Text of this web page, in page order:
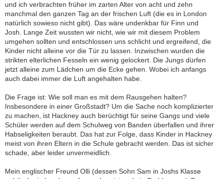
und ich verbrachten früher im zarten Alter von acht und zehn
manchmal den ganzen Tag an der frischen Luft (die es in London
natürlich sowieso nicht gibt). Das wäre undenkbar für Finn und
Josh. Lange Zeit wussten wir nicht, wie wir mit diesem Problem
umgehen sollten und entschlossen uns schlicht und ergreifend, die
Kinder nicht alleine vor die Tür zu lassen. Inzwischen wurden die
strikten elterlichen Fesseln ein wenig gelockert. Die Jungs dürfen
jetzt alleine zum Lädchen um die Ecke gehen. Wobei ich anfangs
auch dabei immer die Luft angehalten habe.
Die Frage ist: Wie soll man es mit dem Rausgehen halten?
Insbesondere in einer Großstadt? Um die Sache noch komplizierter
zu machen, ist Hackney auch berüchtigt für seine Gangs und viele
Schüler werden auf dem Schulweg von Banden überfallen und ihrer
Habseligkeiten beraubt. Das hat zur Folge, dass Kinder in Hackney
meist von ihren Eltern in die Schule gebracht werden. Das ist sicher
schade, aber leider unvermeidlich.
Mein englischer Freund Olli (dessen Sohn Sam in Joshs Klasse